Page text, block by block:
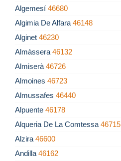
Algemesí 46680
Algimia De Alfara 46148
Alginet 46230
Almàssera 46132
Almiserà 46726
Almoines 46723
Almussafes 46440
Alpuente 46178
Alqueria De La Comtessa 46715
Alzira 46600
Andilla 46162